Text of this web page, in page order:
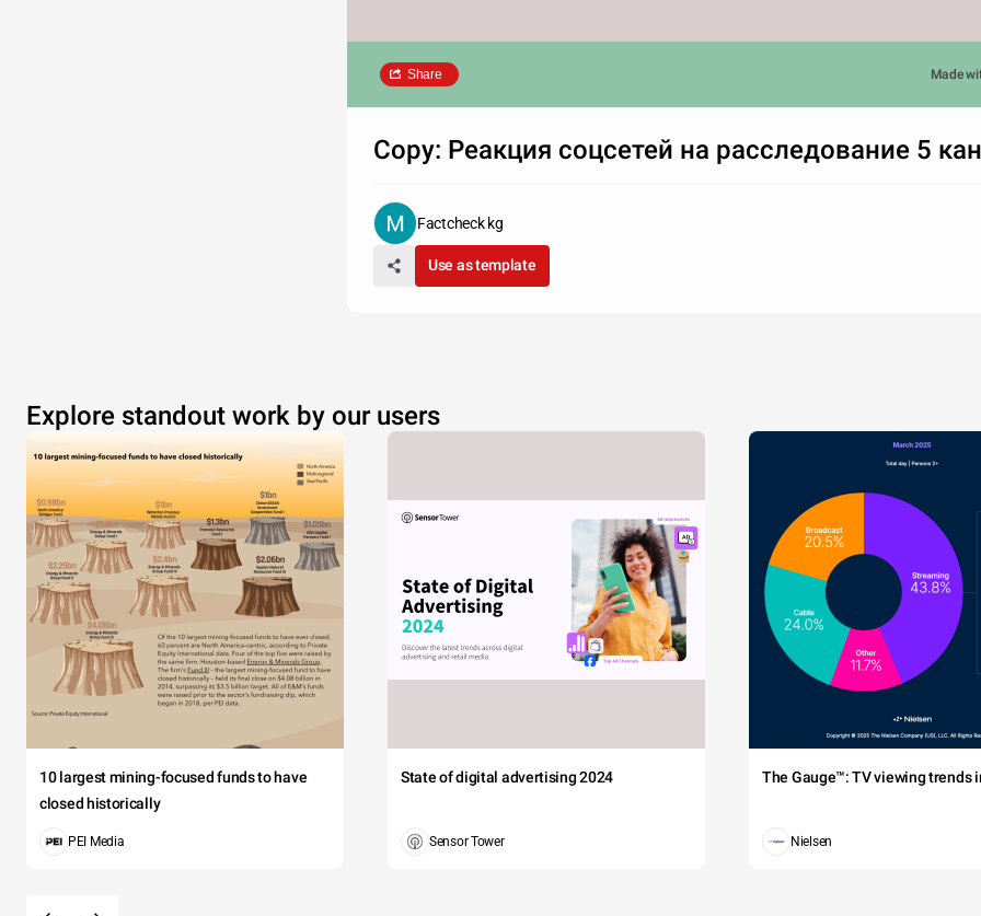
Share Made
Copy: Реакция соцсетей на расследование 5
Factcheck kg
Use as template
Explore standout work by our users
10 largest mining-focused funds to have
closed historically
PEI Media
State of digital advertising 2024
Sensor Tower
The Gauge™: TV viewing trends
Nielsen